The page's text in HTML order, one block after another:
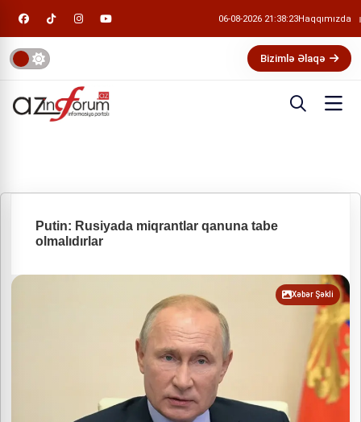
06-08-2026 21:38:23Haqqımızda
Bizimlə Əlaqə
Putin: Rusiyada miqrantlar qanuna tabe
olmalıdırlar
Xəbər Şəkli